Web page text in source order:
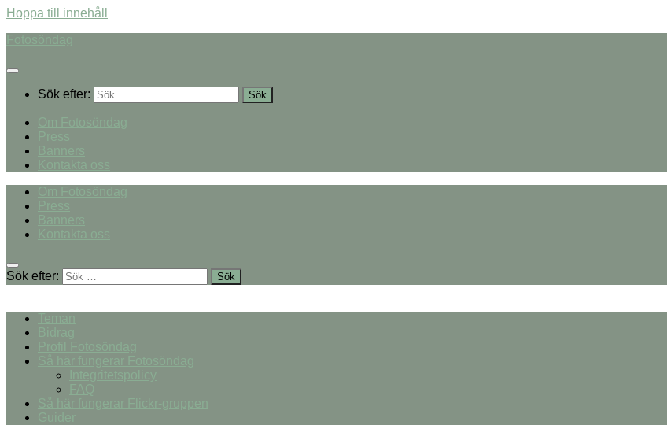
Hoppa till innehåll
Fotosöndag
Sök efter:
Om Fotosöndag
Press
Banners
Kontakta oss
Om Fotosöndag
Press
Banners
Kontakta oss
Sök efter:
Teman
Bidrag
Profil Fotosöndag
Så här fungerar Fotosöndag
Integritetspolicy
FAQ
Så här fungerar Flickr-gruppen
Guider